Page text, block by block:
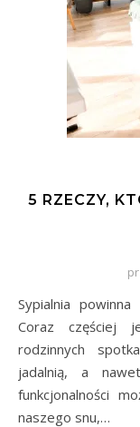
5 RZECZY,
Sypialnia powinna kojarzyć się jednoznacznie ze snem.
Coraz częściej
rodzinnych
jadalnią, a
funkcjonalności
naszego snu,…